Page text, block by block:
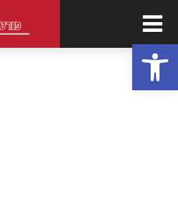
פתח סרגל נגישות